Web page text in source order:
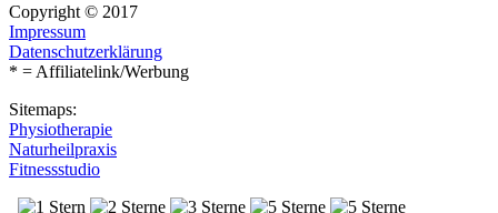
Copyright © 2017
Impressum
Datenschutzerklärung
* = Affiliatelink/Werbung
Sitemaps:
Physiotherapie
Naturheilpraxis
Fitnessstudio